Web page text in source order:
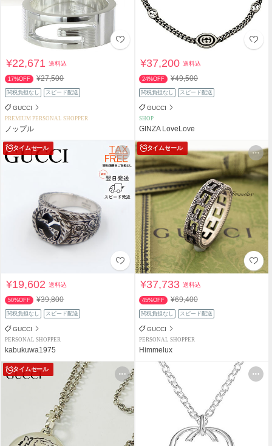
¥22,671送料込
17%OFF ¥27,500
関税負担なし スピード配送
GUCCI
PREMIUM PERSONAL SHOPPER
ノップル
¥37,200送料込
24%OFF ¥49,500
関税負担なし スピード配送
GUCCI
SHOP
GINZA LoveLove
タイムセール
¥19,602送料込
50%OFF ¥39,800
関税負担なし スピード配送
GUCCI
PERSONAL SHOPPER
kabukuwa1975
タイムセール
¥37,733送料込
45%OFF ¥69,400
関税負担なし スピード配送
GUCCI
PERSONAL SHOPPER
Himmelux
タイムセール